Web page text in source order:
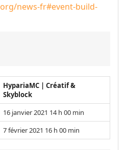
news-fr#event-build-
HypariaMC | Créatif &
Skyblock
16 janvier 2021 14 h 00 min
7 février 2021 16 h 00 min